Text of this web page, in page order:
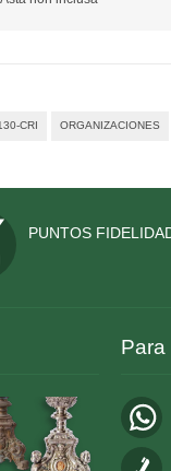
CRI ORGANIZACIONES
PUNTOS
Para